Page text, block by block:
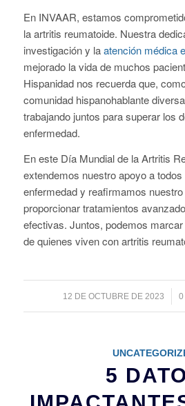
En INVAAR, estamos
la artritis reumatoide. Nuestra
investigación y laatención médica
mejorado la vida de muchos
Hispanidad nos recuerda que,
comunidad hispanohablante
trabajando juntos para superar los
enfermedad.
En este Día Mundial de la Artritis
extendemos nuestro apoyo a
enfermedad y reafirmamos
proporcionar tratamientos
efectivas. Juntos, podemos
de quienes viven con artritis
12 DE OCTUBRE DE 2023
/ 0
5